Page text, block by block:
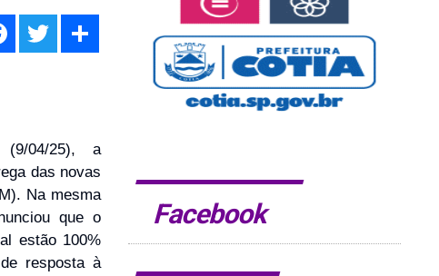
FacebookTwitter
04/25), a
das novas
Na mesma
que o
estão 100%
resposta à
Facebook